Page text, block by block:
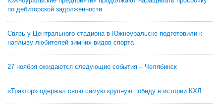
по дебиторской задолженности
Связь у Центрального стадиона в Южноуральске подготовили к
наплыву любителей зимних видов спорта
27 ноября ожидаются следующие события – Челябинск
«Трактор» одержал свою самую крупную победу в истории КХЛ